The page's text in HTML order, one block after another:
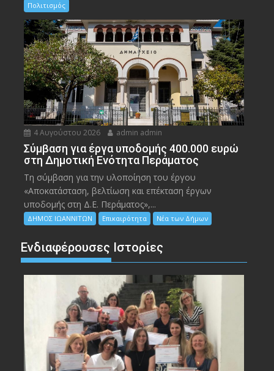
Πολιτισμός
4 Αυγούστου 2026 admin admin
Σύμβαση για έργα υποδομής 400.000 ευρώ
στη Δημοτική Ενότητα Περάματος
Τη σύμβαση για την υλοποίηση του έργου
«Αποκατάσταση, βελτίωση και επέκταση έργων
υποδομής στη Δ.Ε. Περάματος»,...
ΔΗΜΟΣ ΙΩΑΝΝΙΤΩΝ Επικαιρότητα Νέα των Δήμων
Ενδιαφέρουσες Ιστορίες